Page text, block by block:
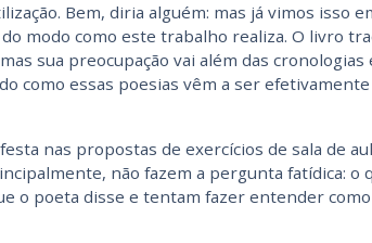
Bem, diria alguém: mas já vimos isso
modo como este trabalho realiza. O livro
sua preocupação vai além das
como essas poesias vêm a ser
nas propostas de exercícios de sala de
não fazem a pergunta fatídica: o
o poeta disse e tentam fazer entender